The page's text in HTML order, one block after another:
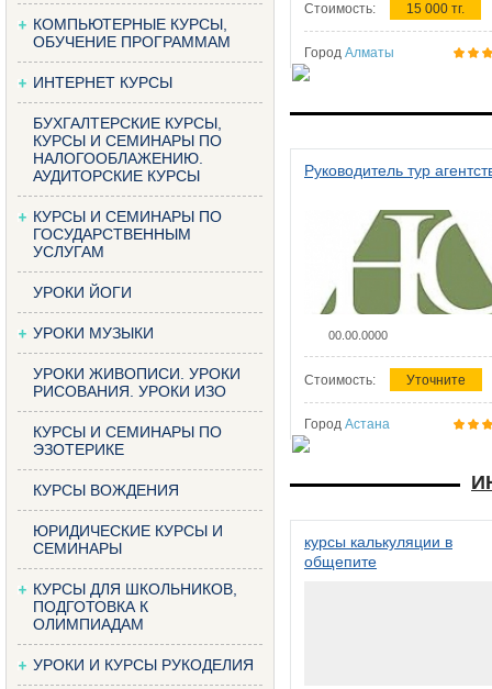
КОМПЬЮТЕРНЫЕ КУРСЫ,
ОБУЧЕНИЕ ПРОГРАММАМ
ИНТЕРНЕТ КУРСЫ
БУХГАЛТЕРСКИЕ КУРСЫ,
КУРСЫ И СЕМИНАРЫ ПО
НАЛОГООБЛАЖЕНИЮ.
АУДИТОРСКИЕ КУРСЫ
КУРСЫ И СЕМИНАРЫ ПО
ГОСУДАРСТВЕННЫМ
УСЛУГАМ
УРОКИ ЙОГИ
УРОКИ МУЗЫКИ
УРОКИ ЖИВОПИСИ. УРОКИ
РИСОВАНИЯ. УРОКИ ИЗО
КУРСЫ И СЕМИНАРЫ ПО
ЭЗОТЕРИКЕ
КУРСЫ ВОЖДЕНИЯ
ЮРИДИЧЕСКИЕ КУРСЫ И
СЕМИНАРЫ
КУРСЫ ДЛЯ ШКОЛЬНИКОВ,
ПОДГОТОВКА К
ОЛИМПИАДАМ
УРОКИ И КУРСЫ РУКОДЕЛИЯ
Стоимость: 15 000 тг.
Город Алматы
Руководитель тур
00.00.0000
Стоимость: Уточните
Город Астана
курсы калькуляции в
общепите